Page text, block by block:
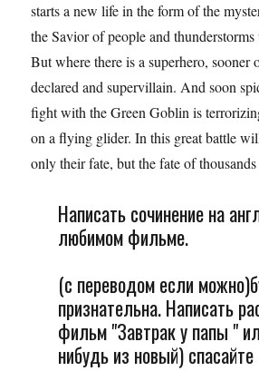
starts a new life in the form of the
the Savior of people and
But where there is a superhero, sooner
declared and supervillain. And soon
fight with the Green Goblin is
on a flying glider. In this great battle
only their fate, but the fate of
Написать сочинение на
любимом фильме.
(с переводом если
признательна. Написать
фильм "Завтрак у папы "
нибудь из новый)